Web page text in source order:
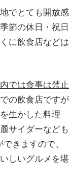
でとても開放感
節の休日・祝日
に飲食店などは
では食事は禁止
の飲食店ですが
生かした料理
サイダーなども
きますので、
しいグルメを堪